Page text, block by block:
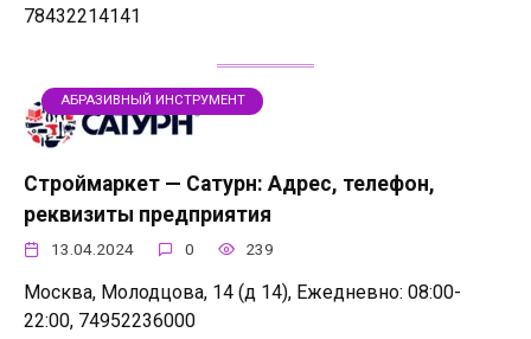
78432214141
АБРАЗИВНЫЙ ИНСТРУМЕНТ
Строймаркет — Сатурн: Адрес, телефон,
реквизиты предприятия
13.04.2024 0 239
Москва, Молодцова, 14 (д 14), Ежедневно: 08:00-
22:00, 74952236000